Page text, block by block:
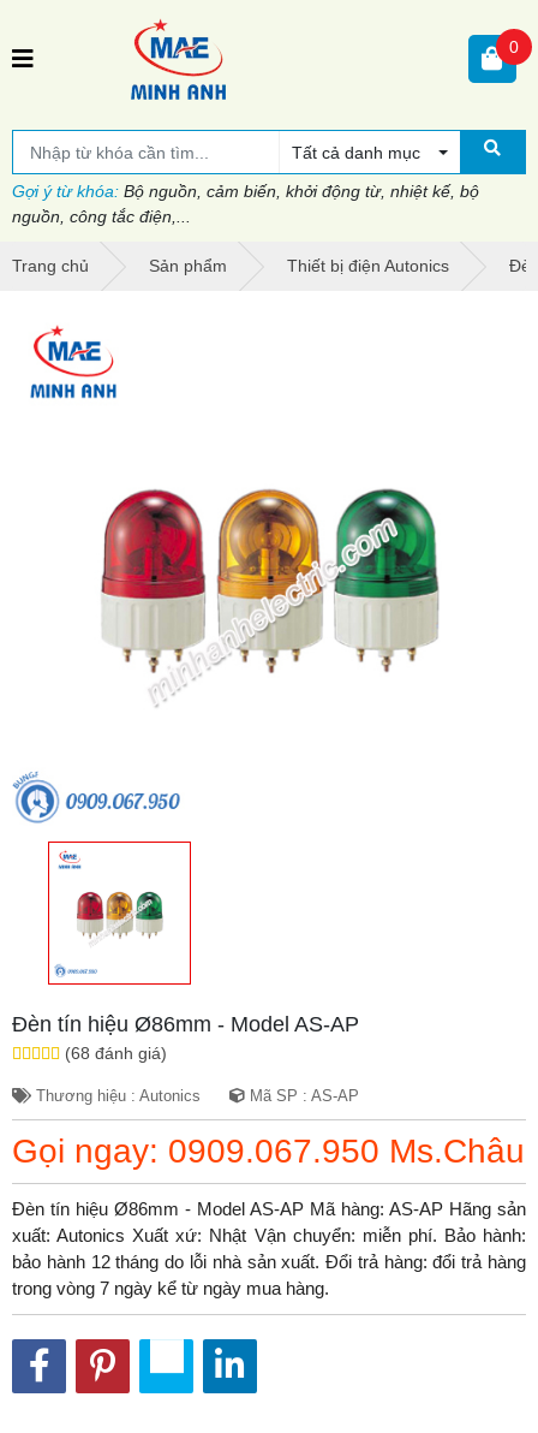
Tất cả danh mục
Gợi ý từ khóa: Bộ nguồn, cảm biến, khởi động từ, nhiệt kế, bộ
nguồn, công tắc điện,...
0
Trang chủ Sản phẩm Thiết bị điện Autonics
Đèn tín hiệu Ø86mm - Model AS-AP
(68 đánh giá)
Thương hiệu : Autonics Mã SP : AS-AP
Gọi ngay: 0909.067.950 Ms.Châu
Đèn tín hiệu Ø86mm - Model AS-AP Mã hàng: AS-AP Hãng sản
xuất: Autonics Xuất xứ: Nhật Vận chuyển: miễn phí. Bảo hành:
bảo hành 12 tháng do lỗi nhà sản xuất. Đổi trả hàng: đổi trả hàng
trong vòng 7 ngày kể từ ngày mua hàng.